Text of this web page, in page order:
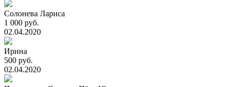
Солонева Лариса
1 000 руб.
02.04.2020
Ирина
500 руб.
02.04.2020